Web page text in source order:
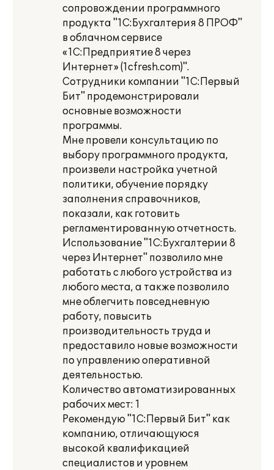
сопровождении программного
продукта "1С:Бухгалтерия 8 ПРОФ"
в облачном сервисе
«1С:Предприятие 8 через
Интернет» (1cfresh.com)".
Сотрудники компании "1С:Первый
Бит" продемонстрировали
основные возможности
программы.
Мне провели консультацию по
выбору программного продукта,
произвели настройка учетной
политики, обучение порядку
заполнения справочников,
показали, как готовить
регламентированную отчетность.
Использование "1С:Бухгалтерии 8
через Интернет" позволило мне
работать с любого устройства из
любого места, а также позволило
мне облегчить повседневную
работу, повысить
производительность труда и
предоставило новые возможности
по управлению оперативной
деятельностью.
Количество автоматизированных
рабочих мест: 1
Рекомендую "1С:Первый Бит" как
компанию, отличающуюся
высокой квалификацией
специалистов и уровнем